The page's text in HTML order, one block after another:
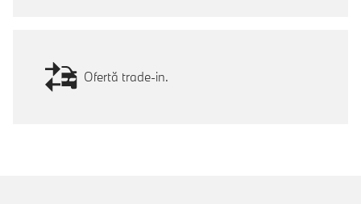
Ofertă trade-in.